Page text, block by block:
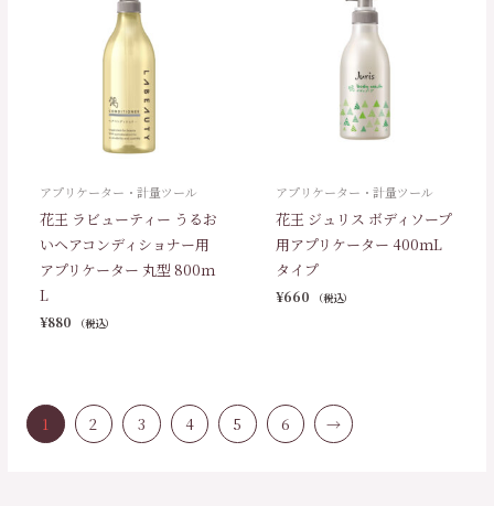
アプリケーター・計量ツール
花王 ラビューティー うるお
いヘアコンディショナー用
アプリケーター 丸型 800ｍ
L
¥880 （税込）
アプリケーター・計量ツール
花王 ジュリス ボディソープ
用アプリケーター 400ｍL
タイプ
¥660 （税込）
1 2 3 4 5 6 →